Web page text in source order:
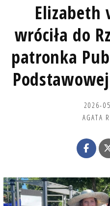
Elizabeth
wróciła do
patronka
Podstawowej
2026-
AGATA